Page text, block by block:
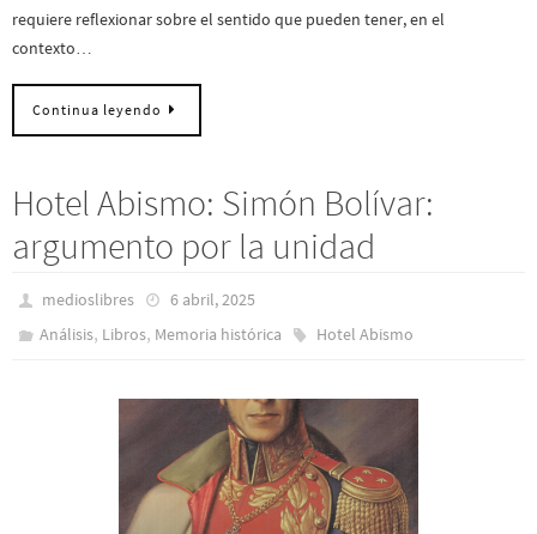
requiere reflexionar sobre el sentido que pueden tener, en el
contexto…
Continua leyendo
Hotel Abismo: Simón Bolívar:
argumento por la unidad
medioslibres
6 abril, 2025
Análisis, Libros, Memoria histórica Hotel Abismo